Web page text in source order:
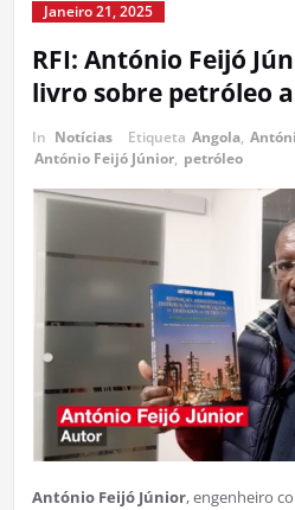
Janeiro 21, 2025
RFI: António Feijó
livro sobre petróleo
In Notícias Etiqueta Angola,
António Feijó Júnior, petróleo
António Feijó Júnior, engenheiro